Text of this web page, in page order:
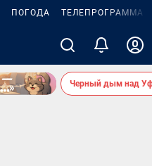
ПОГОДА ТЕЛЕПРОГРАММА
Черный дым над